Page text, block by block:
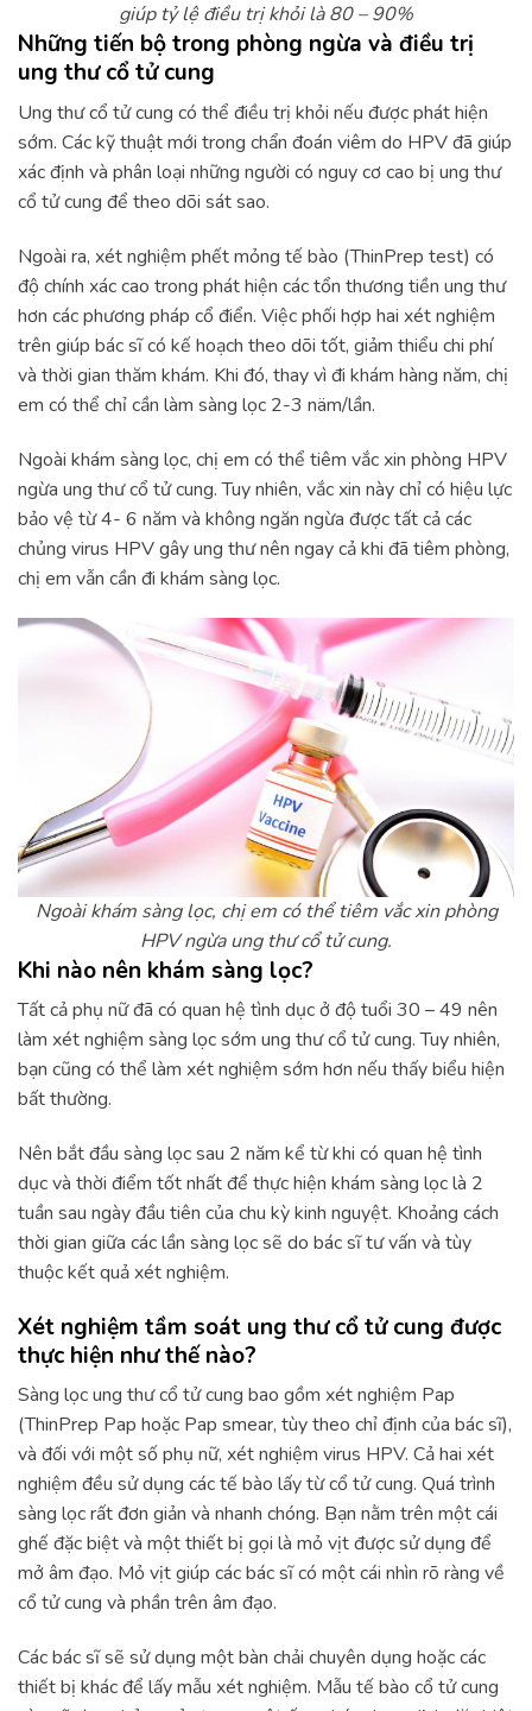
giúp tỷ lệ điều trị khỏi là 80 – 90%
Những tiến bộ trong phòng ngừa và điều trị
ung thư cổ tử cung
Ung thư cổ tử cung có thể điều trị khỏi nếu được phát hiện
sớm. Các kỹ thuật mới trong chẩn đoán viêm do HPV đã giúp
xác định và phân loại những người có nguy cơ cao bị ung thư
cổ tử cung để theo dõi sát sao.
Ngoài ra, xét nghiệm phết mỏng tế bào (ThinPrep test) có
độ chính xác cao trong phát hiện các tổn thương tiền ung thư
hơn các phương pháp cổ điển. Việc phối hợp hai xét nghiệm
trên giúp bác sĩ có kế hoạch theo dõi tốt, giảm thiểu chi phí
và thời gian thăm khám. Khi đó, thay vì đi khám hàng năm, chị
em có thể chỉ cần làm sàng lọc 2-3 näm/lần.
Ngoài khám sàng lọc, chị em có thể tiêm vắc xin phòng HPV
ngừa ung thư cổ tử cung. Tuy nhiên, vắc xin này chỉ có hiệu lực
bảo vệ từ 4- 6 năm và không ngăn ngừa được tất cả các
chủng virus HPV gây ung thư nên ngay cả khi đã tiêm phòng,
chị em vẫn cần đi khám sàng lọc.
Ngoài khám sàng lọc, chị em có thể tiêm vắc xin phòng
HPV ngừa ung thư cổ tử cung.
Khi nào nên khám sàng lọc?
Tất cả phụ nữ đã có quan hệ tình dục ở độ tuổi 30 – 49 nên
làm xét nghiệm sàng lọc sớm ung thư cổ tử cung. Tuy nhiên,
bạn cũng có thể làm xét nghiệm sớm hơn nếu thấy biểu hiện
bất thường.
Nên bắt đầu sàng lọc sau 2 năm kể từ khi có quan hệ tình
dục và thời điểm tốt nhất để thực hiện khám sàng lọc là 2
tuần sau ngày đầu tiên của chu kỳ kinh nguyệt. Khoảng cách
thời gian giữa các lần sàng lọc sẽ do bác sĩ tư vấn và tùy
thuộc kết quả xét nghiệm.
Xét nghiệm tầm soát ung thư cổ tử cung được
thực hiện như thế nào?
Sàng lọc ung thư cổ tử cung bao gồm xét nghiệm Pap
(ThinPrep Pap hoặc Pap smear, tùy theo chỉ định của bác sĩ),
và đối với một số phụ nữ, xét nghiệm virus HPV. Cả hai xét
nghiệm đều sử dụng các tế bào lấy từ cổ tử cung. Quá trình
sàng lọc rất đơn giản và nhanh chóng. Bạn nằm trên một cái
ghế đặc biệt và một thiết bị gọi là mỏ vịt được sử dụng để
mở âm đạo. Mỏ vịt giúp các bác sĩ có một cái nhìn rõ ràng về
cổ tử cung và phần trên âm đạo.
Các bác sĩ sẽ sử dụng một bàn chải chuyên dụng hoặc các
thiết bị khác để lấy mẫu xét nghiệm. Mẫu tế bào cổ tử cung